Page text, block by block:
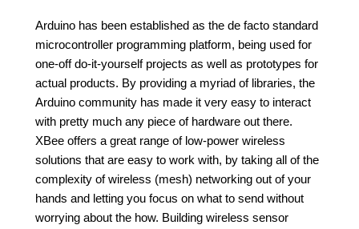
Arduino has been established as the de facto standard
microcontroller programming platform, being used for
one-off do-it-yourself projects as well as prototypes for
actual products. By providing a myriad of libraries, the
Arduino community has made it very easy to interact
with pretty much any piece of hardware out there.
XBee offers a great range of low-power wireless
solutions that are easy to work with, by taking all of the
complexity of wireless (mesh) networking out of your
hands and letting you focus on what to send without
worrying about the how. Building wireless sensor